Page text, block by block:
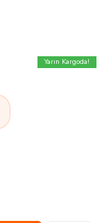
Yarın Kargoda!